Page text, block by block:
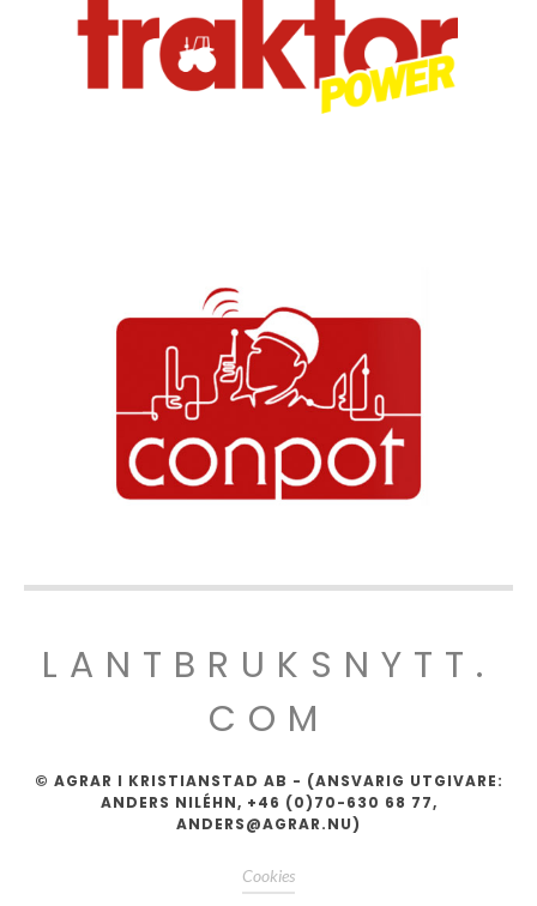
LANTBRUKSNYTT.
COM
© AGRAR I KRISTIANSTAD AB - (ANSVARIG UTGIVARE:
ANDERS NILÉHN, +46 (0)70-630 68 77,
ANDERS@AGRAR.NU)
Cookies